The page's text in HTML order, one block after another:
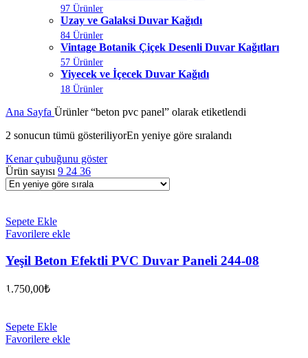
97 Ürünler
Uzay ve Galaksi Duvar Kağıdı
84 Ürünler
Vintage Botanik Çiçek Desenli Duvar Kağıtları
57 Ürünler
Yiyecek ve İçecek Duvar Kağıdı
18 Ürünler
Ana Sayfa Ürünler “beton pvc panel” olarak etiketlendi
2 sonucun tümü gösteriliyorEn yeniye göre sıralandı
Kenar çubuğunu göster
Ürün sayısı 9 24 36
Sepete Ekle
Favorilere ekle
Yeşil Beton Efektli PVC Duvar Paneli 244-08
1.750,00₺
Sepete Ekle
Favorilere ekle